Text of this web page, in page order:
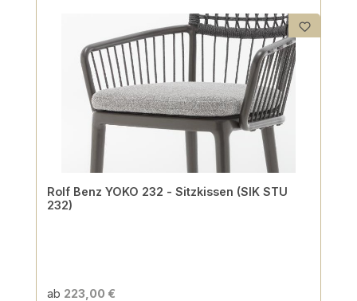
Rolf Benz YOKO 232 - Sitzkissen (SIK STU
232)
ab 223,00 €